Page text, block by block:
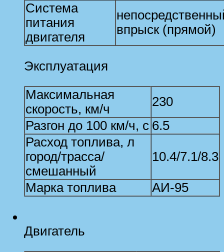
Система
питания
двигателя
впрыск (прямой)
Эксплуатация
Максимальная
скорость, км/ч
230
Разгон до 100 км/ч, с 6.5
Расход топлива, л
город/трасса/
смешанный
10.4/7.1/8.3
Марка топлива АИ-95
Двигатель